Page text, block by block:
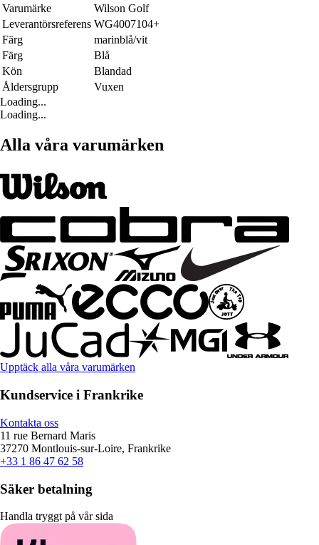
Varumärke
Wilson Golf
Leverantörsreferens WG4007104+
Färg
marinblå/vit
Färg
Blå
Kön
Blandad
Åldersgrupp
Vuxen
Loading...
Loading...
Alla våra varumärken
Upptäck alla våra varumärken
Kundservice i Frankrike
Kontakta oss
11 rue Bernard Maris
37270 Montlouis-sur-Loire, Frankrike
+33 1 86 47 62 58
Säker betalning
Handla tryggt på vår sida